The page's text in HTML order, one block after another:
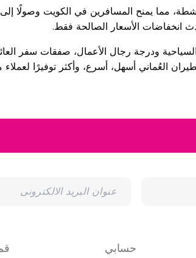
مما يمنح المسافرين في الكويت وصولًا
الأسعار الصالحة فقط.
ودرجة رجال الأعمال، صفقات سفر
العُماني أسهل، أسرع، وأكثر توفيرًا لعملاء
حسابي